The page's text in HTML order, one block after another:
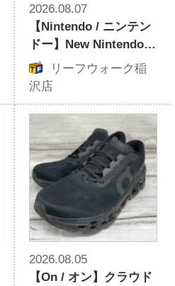
2026.08.07
【Nintendo / ニンテン
ドー】New Nintendo 3
DS LL RED-001｜名作
ソフトを大画面で味わ
ム機が入荷
リーフウォーク稲
沢店
2026.08.05
【On / オン】クラウド